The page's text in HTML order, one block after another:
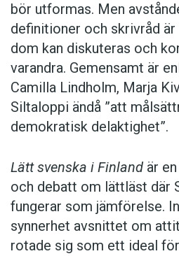
bör utformas. Men
definitioner och skrivråd
dom kan diskuteras och
varandra. Gemensamt är
Camilla Lindholm, Marja
Siltaloppi ändå ”att
demokratisk delaktighet”.
Lätt svenska i Finland är
och debatt om lättläst där
fungerar som jämförelse.
synnerhet ­avsnittet om
rotade sig som ett ideal